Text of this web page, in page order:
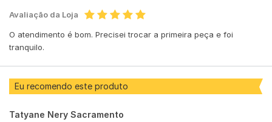
Avaliação da Loja
O atendimento é bom. Precisei trocar a primeira peça e foi
tranquilo.
Eu recomendo este produto
Tatyane Nery Sacramento